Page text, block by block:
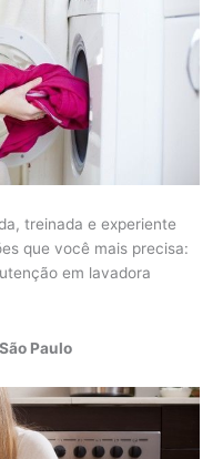
treinada e experiente
que você mais precisa:
em lavadora
Paulo